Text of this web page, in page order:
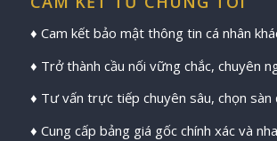
♦ Cam kết bảo mật thông tin cá nhân
♦ Trở thành cầu nối vững chắc, chuyên
♦ Tư vấn trực tiếp chuyên sâu, chọn sàn
♦ Cung cấp bảng giá gốc chính xác và